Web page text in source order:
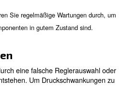
(falls dein Regler über
Dies verhindert
unseren Experten: